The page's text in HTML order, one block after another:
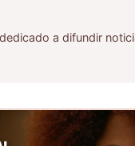
a difundir